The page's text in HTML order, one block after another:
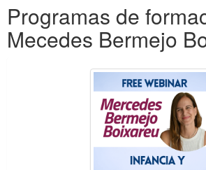
Programas de
Mecedes Bermejo